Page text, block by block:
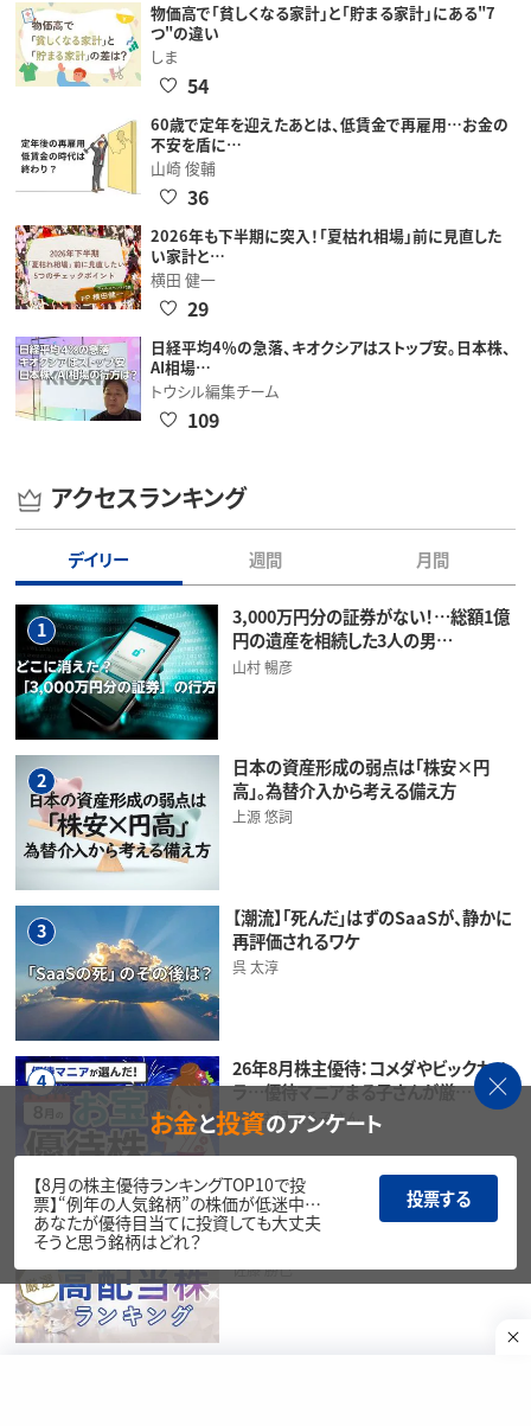
物価高で「貧しくなる家計」と「貯まる家計」にある"7
つ"の違い
しま
54
60歳で定年を迎えたあとは、低賃金で再雇用…お金の
不安を盾に…
山崎 俊輔
36
2026年も下半期に突入！「夏枯れ相場」前に見直した
い家計と…
横田 健一
29
日経平均4％の急落、キオクシアはストップ安。日本株、
AI相場…
トウシル編集チーム
109
アクセスランキング
デイリー 週間 月間
1
3,000万円分の証券がない！…総額1億
円の遺産を相続した3人の男…
山村 暢彦
2
日本の資産形成の弱点は「株安×円
高」。為替介入から考える備え方
上源 悠詞
3
【潮流】「死んだ」はずのSaaSが、静かに
再評価されるワケ
呉 太淳
4
26年8月株主優待：コメダやビックカメ
ラ…優待マニアまる子さんが厳…
優待主婦 まる子さん
5
15年ぶり〈為替介入〉でドル円に変化の
佐藤 勝己
お金と投資のアンケート
【8月の株主優待ランキングTOP10で投
票】“例年の人気銘柄”の株価が低迷中…
あなたが優待目当てに投資しても大丈夫
そうと思う銘柄はどれ？
投票する